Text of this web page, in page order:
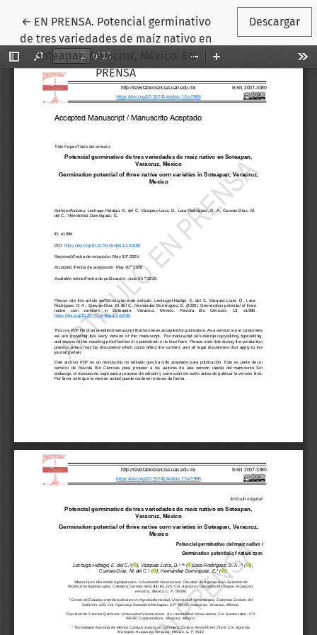
← Volver a los detalles del artículo
EN PRENSA. Potencial germinativo
de tres variedades de maíz nativo en
Soteapan, Veracruz, México. EN
PRENSA
Descargar